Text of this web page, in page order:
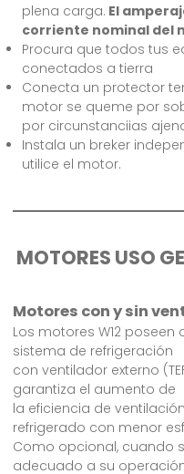
plena carga. El
corriente nominal del
Procura que todos tus
conectados a tierra
Conecta un protector
motor se queme por
por circunstanciias
Instala un breker
utilice el motor.
MOTORES USO
Motores con y sin
Los motores W12
sistema de refrigeración
con ventilador externo
garantiza el aumento de
la eficiencia de
refrigerado con menor
Como opcional, cuando
adecuado a su